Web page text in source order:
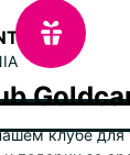
клубе для